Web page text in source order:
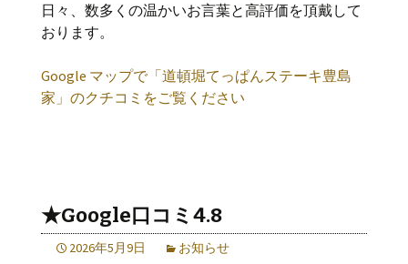
日々、数多くの温かいお言葉と高評価を頂戴して
おります。
Google マップで「道頓堀てっぱんステーキ豊島
家」のクチコミをご覧ください
★Google口コミ4.8
2026年5月9日 お知らせ